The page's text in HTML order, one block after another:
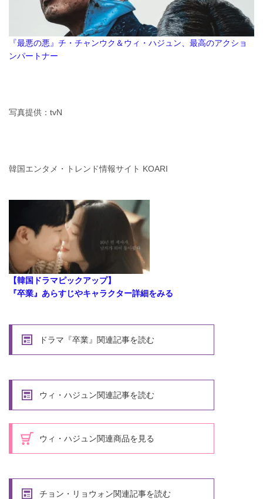
『最悪の悪』チ・チャンウク＆ウィ・ハジュン、最高のアクショ
ンパートナー
写真提供：tvN
韓国エンタメ・トレンド情報サイト KOARI
【韓国ドラマピックアップ】
『卒業』あらすじやキャラクター詳細をみる
ドラマ『卒業』関連記事を読む
ウィ・ハジュン関連記事を読む
ウィ・ハジュン関連商品を見る
チョン・リョウォン関連記事を読む